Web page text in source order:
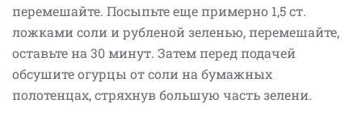
перемешайте. Посыпьте еще примерно 1,5 ст.
ложками соли и рубленой зеленью, перемешайте,
оставьте на 30 минут. Затем перед подачей
обсушите огурцы от соли на бумажных
полотенцах, стряхнув большую часть зелени.